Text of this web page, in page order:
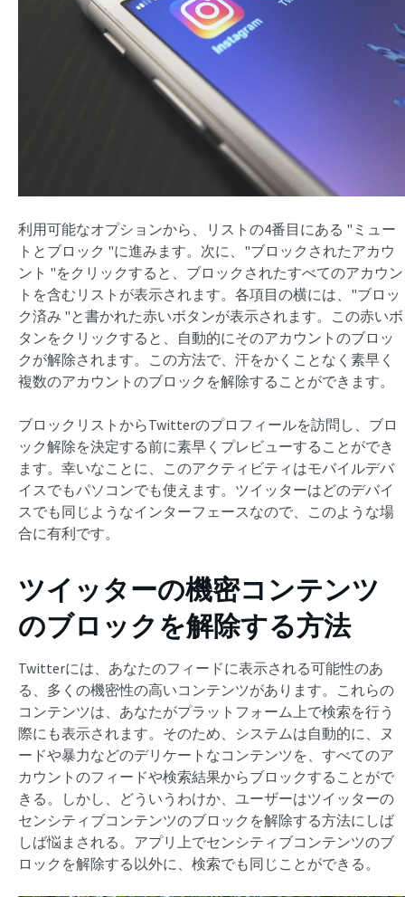
利用可能なオプションから、リストの4番目にある "ミュー
トとブロック "に進みます。次に、"ブロックされたアカウ
ント "をクリックすると、ブロックされたすべてのアカウン
トを含むリストが表示されます。各項目の横には、"ブロッ
ク済み "と書かれた赤いボタンが表示されます。この赤いボ
タンをクリックすると、自動的にそのアカウントのブロッ
クが解除されます。この方法で、汗をかくことなく素早く
複数のアカウントのブロックを解除することができます。
ブロックリストからTwitterのプロフィールを訪問し、ブロ
ック解除を決定する前に素早くプレビューすることができ
ます。幸いなことに、このアクティビティはモバイルデバ
イスでもパソコンでも使えます。ツイッターはどのデバイ
スでも同じようなインターフェースなので、このような場
合に有利です。
ツイッターの機密コンテンツ
のブロックを解除する方法
Twitterには、あなたのフィードに表示される可能性のあ
る、多くの機密性の高いコンテンツがあります。これらの
コンテンツは、あなたがプラットフォーム上で検索を行う
際にも表示されます。そのため、システムは自動的に、ヌ
ードや暴力などのデリケートなコンテンツを、すべてのア
カウントのフィードや検索結果からブロックすることがで
きる。しかし、どういうわけか、ユーザーはツイッターの
センシティブコンテンツのブロックを解除する方法にしば
しば悩まされる。アプリ上でセンシティブコンテンツのブ
ロックを解除する以外に、検索でも同じことができる。